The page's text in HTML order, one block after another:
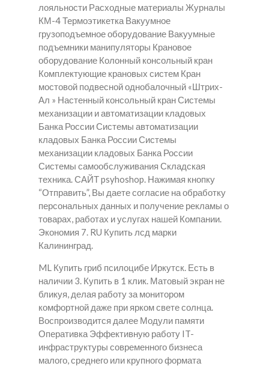
лояльности Расходные материалы Журналы
КМ-4 Термоэтикетка Вакуумное
грузоподъемное оборудование Вакуумные
подъемники манипуляторы Крановое
оборудование Колонный консольный кран
Комплектующие крановых систем Кран
мостовой подвесной однобалочный «Штрих-
Ал » Настенный консольный кран Системы
механизации и автоматизации кладовых
Банка России Системы автоматизации
кладовых Банка России Системы
механизации кладовых Банка России
Системы самообслуживания Складская
техника. САЙТ psyhoshop. Нажимая кнопку
“Отправить”, Вы даете согласие на обработку
персональных данных и получение рекламы о
товарах, работах и услугах нашей Компании.
Экономия 7. RU Купить лсд марки
Калининград.
ML Купить гриб псилоцибе Иркутск. Есть в
наличии 3. Купить в 1 клик. Матовый экран не
бликуя, делая работу за монитором
комфортной даже при ярком свете солнца.
Воспроизводится далее Модули памяти
Оперативка Эффективную работу IT-
инфраструктуры современного бизнеса
малого, среднего или крупного формата